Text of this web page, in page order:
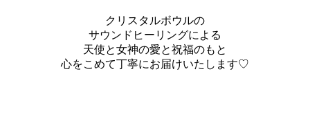
クリスタルボウルの
サウンドヒーリングによる
天使と女神の愛と祝福のもと
心をこめて丁寧にお届けいたします♡